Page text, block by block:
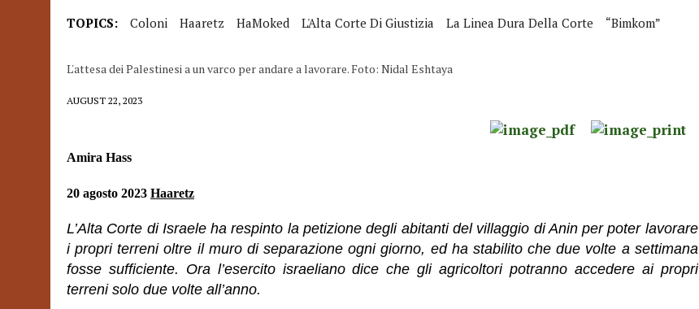
TOPICS: Coloni Haaretz HaMoked L'Alta Corte Di Giustizia La Linea Dura Della Corte “Bimkom”
L'attesa dei Palestinesi a un varco per andare a lavorare. Foto: Nidal Eshtaya
AUGUST 22, 2023
Amira Hass
20 agosto 2023 Haaretz
L’Alta Corte di Israele ha respinto la petizione degli abitanti del villaggio di Anin per poter lavorare
i propri terreni oltre il muro di separazione ogni giorno, ed ha stabilito che due volte a settimana
fosse sufficiente. Ora l’esercito israeliano dice che gli agricoltori potranno accedere ai propri
terreni solo due volte all’anno.